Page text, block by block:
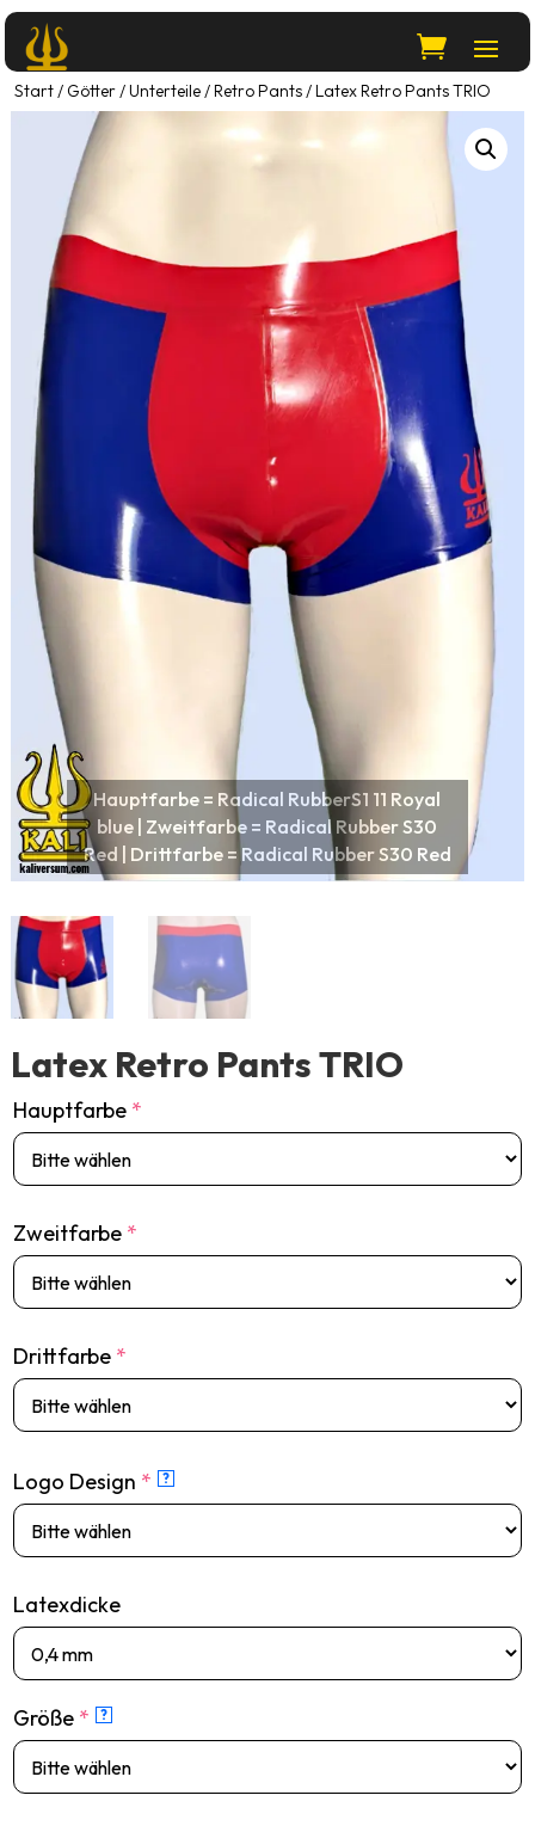
Start/ Götter/Unterteile/Retro Pants/ Latex Retro Pants TRIO
Latex Retro Pants TRIO
Hauptfarbe *
Zweitfarbe *
Drittfarbe *
Logo Design * ?
Latexdicke
Größe * ?